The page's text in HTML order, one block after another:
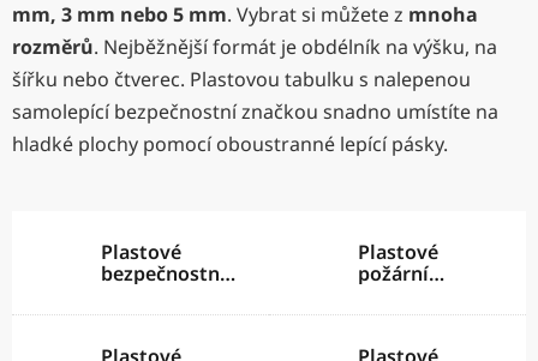
mm, 3 mm nebo 5 mm. Vybrat si můžete z mnoha
rozměrů. Nejběžnější formát je obdélník na výšku, na
šířku nebo čtverec. Plastovou tabulku s nalepenou
samolepící bezpečnostní značkou snadno umístíte na
hladké plochy pomocí oboustranné lepící pásky.
Plastové
bezpečnostní
Plastové
požární